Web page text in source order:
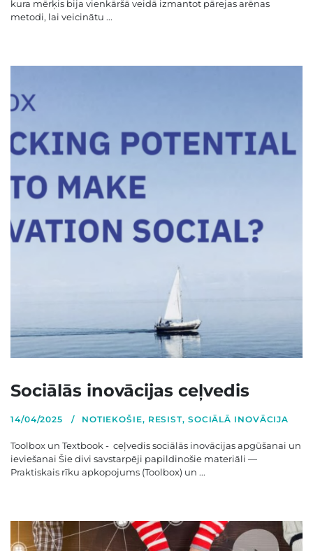
kura mērķis bija vienkāršā veidā izmantot pārejas arēnas
metodi, lai veicinātu ...
Sociālās inovācijas ceļvedis
14/04/2025 NOTIEKOŠIE, RESIST, SOCIĀLĀ INOVĀCIJA
Toolbox un Textbook - ceļvedis sociālās inovācijas apgūšanai un
ieviešanai Šie divi savstarpēji papildinošie materiāli —
Praktiskais rīku apkopojums (Toolbox) un ...